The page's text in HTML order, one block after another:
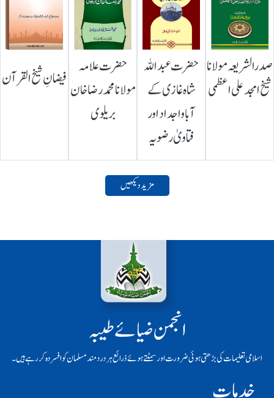
صدرالشریعہ مولانا
شیخ امجد علی اعظمی
حضرت عبداللہ
شاہ غازی کے
آباواجداد اور
فتاویٰ رضویہ
حضرت علامہ
مولانا محمد رضا خان
بریلوی
فیضانِ شیخ القرآن
مزید دیکھیں
انجمن ضیائے طیبہ
اسلامی تعلیمات کی بڑھتی ہوئی ضرورت اور سمٹتے ہوئے ذرائع ہر دردمند مسلمان کو افسردہ کر رہے ہیں۔